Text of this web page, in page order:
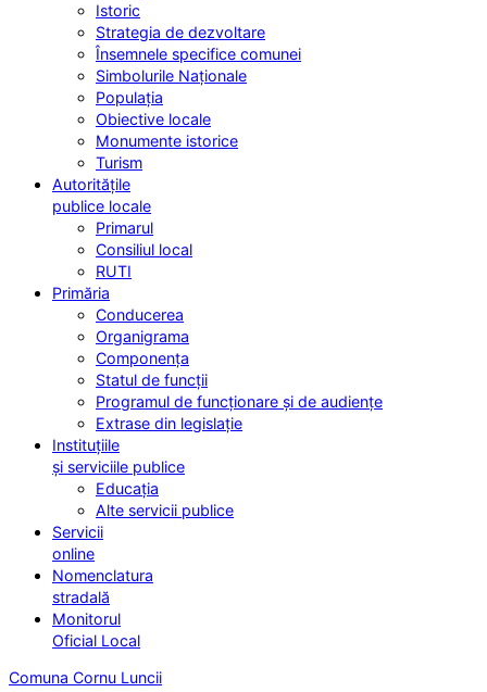
Istoric
Strategia de dezvoltare
Însemnele specifice comunei
Simbolurile Naționale
Populația
Obiective locale
Monumente istorice
Turism
Autoritățile
publice locale
Primarul
Consiliul local
RUTI
Primăria
Conducerea
Organigrama
Componența
Statul de funcții
Programul de funcționare și de audiențe
Extrase din legislație
Instituțiile
și serviciile publice
Educația
Alte servicii publice
Servicii
online
Nomenclatura
stradală
Monitorul
Oficial Local
Comuna Cornu Luncii